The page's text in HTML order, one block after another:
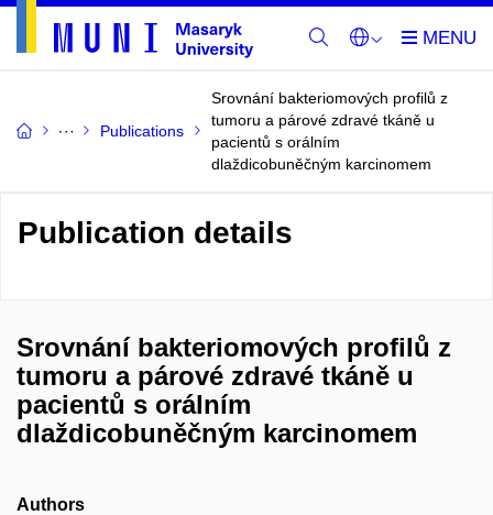
Publications
Srovnání bakteriomových profilů z
tumoru a párové zdravé tkáně u
pacientů s orálním
dlaždicobuněčným karcinomem
Publication details
Srovnání bakteriomových profilů z
tumoru a párové zdravé tkáně u
pacientů s orálním
dlaždicobuněčným karcinomem
Authors